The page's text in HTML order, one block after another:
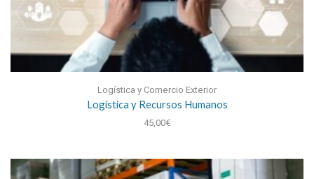
Logística y Comercio Exterior
Logística y Recursos Humanos
45,00€